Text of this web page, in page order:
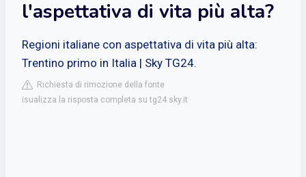
l'aspettativa di vita più alta?
Regioni italiane con aspettativa di vita più alta:
Trentino primo in Italia | Sky TG24.
Richiesta di rimozione della fonte
isualizza la risposta completa su tg24.sky.it